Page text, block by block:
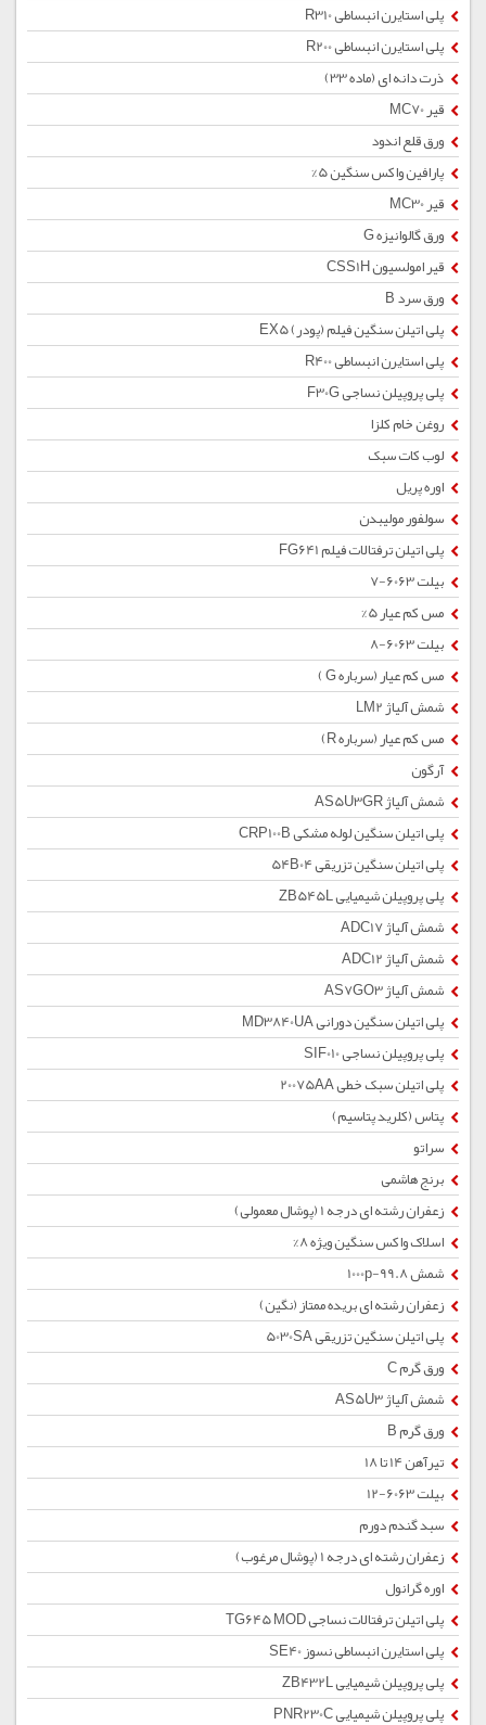
پلی استایرن انبساطی R310
پلی استایرن انبساطی R200
ذرت دانه ای (ماده 33)
قیر MC70
ورق قلع اندود
پارافین واکس سنگین 5%
قیر MC30
ورق گالوانیزه G
قیر امولسیون CSS1H
ورق سرد B
پلی اتیلن سنگین فیلم (پودر) EX5
پلی استایرن انبساطی R400
پلی پروپیلن نساجی F30G
روغن خام کلزا
لوب کات سبک
اوره پریل
سولفور مولیبدن
پلی اتیلن ترفتالات فیلم FG641
بیلت 6063-7
مس کم عیار 5%
بیلت 6063-8
مس کم عیار (سرباره G )
شمش آلیاژ LM2
مس کم عیار (سرباره R)
آرگون
شمش آلیاژ AS5U3GR
پلی اتیلن سنگین لوله مشکی CRP100B
پلی اتیلن سنگین تزریقی 54B04
پلی پروپیلن شیمیایی ZB545L
شمش آلیاژ ADC17
شمش آلیاژ ADC12
شمش آلیاژ AS7GO3
پلی اتیلن سنگین دورانی MD3840UA
پلی پروپیلن نساجی SIF010
پلی اتیلن سبک خطی 20075AA
پتاس (کلرید پتاسیم)
سراتو
برنج هاشمی
زعفران رشته ای درجه 1 (پوشال معمولی)
اسلاک واکس سنگین ویژه 8%
شمش 1000p-99.8
زعفران رشته ای بریده ممتاز (نگین)
پلی اتیلن سنگین تزریقی 5030SA
ورق گرم C
شمش آلیاژ AS5U3
ورق گرم B
تیرآهن 14 تا 18
بیلت 6063-12
سبد گندم دورم
زعفران رشته ای درجه 1 (پوشال مرغوب)
اوره گرانول
پلی اتیلن ترفتالات نساجی TG645 MOD
پلی استایرن انبساطی نسوز SE40
پلی پروپیلن شیمیایی ZB432L
پلی پروپیلن شیمیایی PNR230C